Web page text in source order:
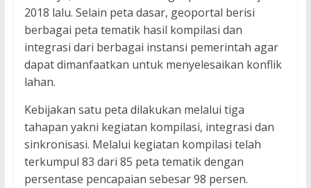
2018 lalu. Selain peta dasar, geoportal berisi
berbagai peta tematik hasil kompilasi dan
integrasi dari berbagai instansi pemerintah agar
dapat dimanfaatkan untuk menyelesaikan konflik
lahan.
Kebijakan satu peta dilakukan melalui tiga
tahapan yakni kegiatan kompilasi, integrasi dan
sinkronisasi. Melalui kegiatan kompilasi telah
terkumpul 83 dari 85 peta tematik dengan
persentase pencapaian sebesar 98 persen.